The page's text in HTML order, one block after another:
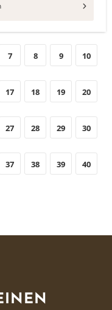
7 8 9 10
17 18 19 20
27 28 29 30
37 38 39 40